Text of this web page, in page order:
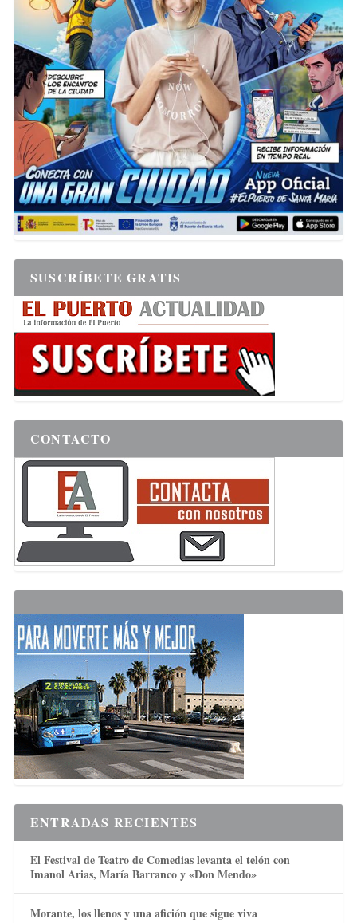
SUSCRÍBETE GRATIS
CONTACTO
ENTRADAS RECIENTES
El Festival de Teatro de Comedias levanta el telón con
Imanol Arias, María Barranco y «Don Mendo»
Morante, los llenos y una afición que sigue viva